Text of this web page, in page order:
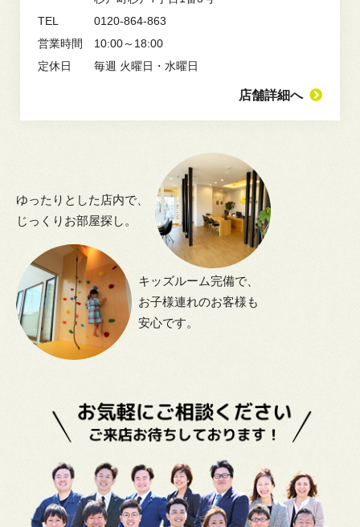
TEL
0120-864-863
営業時間
10:00～18:00
定休日
毎週 火曜日・水曜日
店舗詳細へ
ゆったりとした店内で、
じっくりお部屋探し。
キッズルーム完備で、
お子様連れのお客様も
安心です。
5万円～6万円
6万円～7万円
7万円～8万円